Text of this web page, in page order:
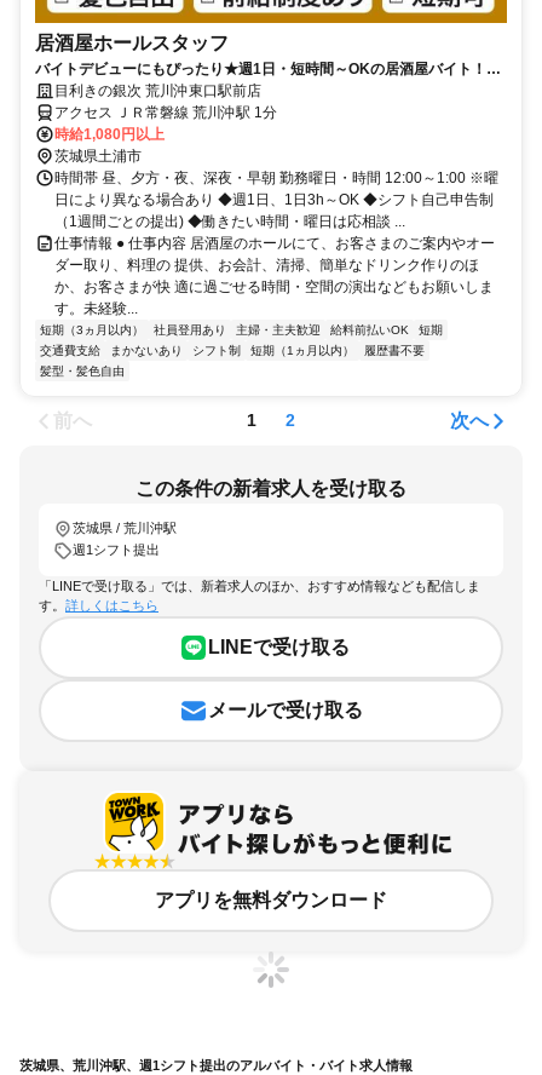
居酒屋ホールスタッフ
バイトデビューにもぴったり★週1日・短時間～OKの居酒屋バイト！充
実のマニュアル完備◎
目利きの銀次 荒川沖東口駅前店
アクセス ＪＲ常磐線 荒川沖駅 1分
時給1,080円以上
茨城県土浦市
時間帯 昼、夕方・夜、深夜・早朝 勤務曜日・時間 12:00～1:00 ※曜
日により異なる場合あり ◆週1日、1日3h～OK ◆シフト自己申告制
（1週間ごとの提出) ◆働きたい時間・曜日は応相談 ...
仕事情報 ● 仕事内容 居酒屋のホールにて、お客さまのご案内やオー
ダー取り、料理の 提供、お会計、清掃、簡単なドリンク作りのほ
か、お客さまが快 適に過ごせる時間・空間の演出などもお願いしま
す。未経験...
短期（3ヵ月以内） 社員登用あり 主婦・主夫歓迎 給料前払いOK
短期
交通費支給
まかないあり シフト制 短期（1ヵ月以内）
履歴書不要
髪型・髪色自由
前へ 1 2 次へ
この条件の新着求人を受け取る
茨城県 / 荒川沖駅
週1シフト提出
「LINEで受け取る」では、新着求人のほか、おすすめ情報なども配信しま
す。 詳しくはこちら
LINEで受け取る
メールで受け取る
アプリを無料ダウンロード
茨城県、荒川沖駅、週1シフト提出のアルバイト・バイト求人情報